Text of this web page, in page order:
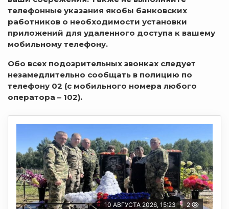
телефонные указания якобы банковских
работников о необходимости установки
приложений для удаленного доступа к вашему
мобильному телефону.
Обо всех подозрительных звонках следует
незамедлительно сообщать в полицию по
телефону 02 (с мобильного номера любого
оператора – 102).
10 АВГУСТА 2026, 15:23 2